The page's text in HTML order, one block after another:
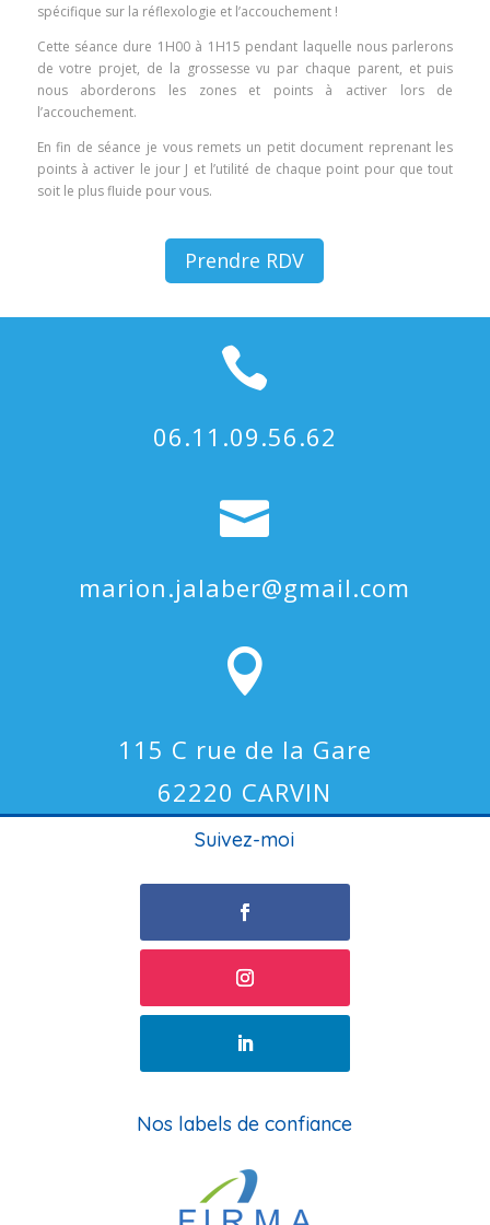
spécifique sur la réflexologie et l’accouchement !
Cette séance dure 1H00 à 1H15 pendant laquelle nous parlerons
de votre projet, de la grossesse vu par chaque parent, et puis
nous aborderons les zones et points à activer lors de
l’accouchement.
En fin de séance je vous remets un petit document reprenant les
points à activer le jour J et l’utilité de chaque point pour que tout
soit le plus fluide pour vous.
Prendre RDV

06.11.09.56.62

marion.jalaber@gmail.com

115 C rue de la Gare
62220 CARVIN
Suivez-moi
Nos labels de confiance